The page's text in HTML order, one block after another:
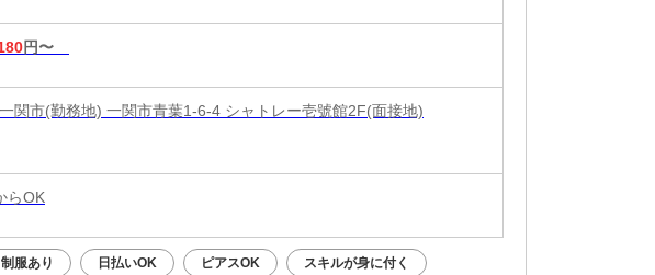
円〜
関市(勤務地) 一関市青葉1-6-4 シャトレー壱號館2F(面接地)
らOK
制服あり 日払いOK ピアスOK スキルが身に付く